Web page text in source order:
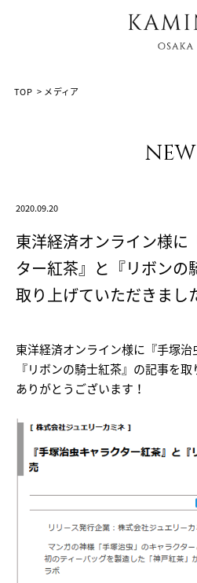
TOP > メディア
2020.09.20
東洋経済オンライン様に
ター紅茶』と『リボンの
取り上げていただきまし
東洋経済オンライン様に『手塚
『リボンの騎士紅茶』の記事を
ありがとうございます！